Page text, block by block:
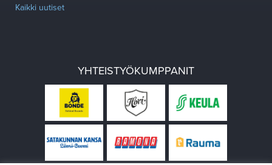
Kaikki uutiset
YHTEISTYÖKUMPPANIT